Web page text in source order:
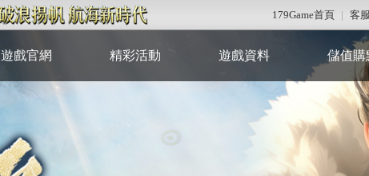
179Game首頁 | 客
遊戲官網 精彩活動 遊戲資料 儲值購